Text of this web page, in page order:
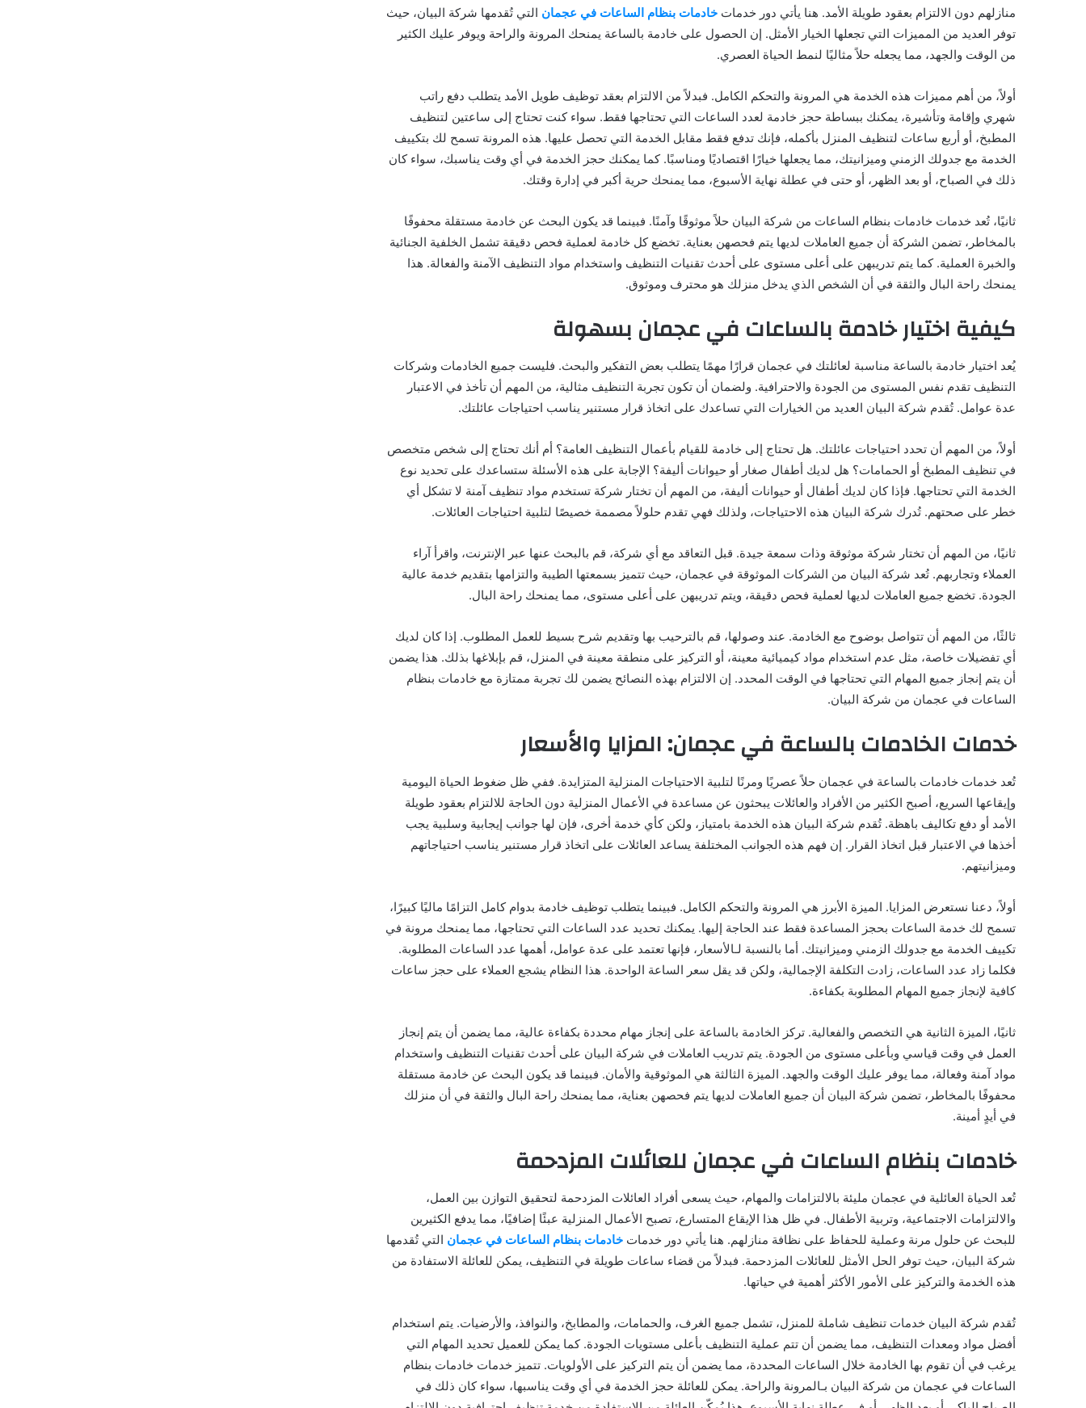
منازلهم دون الالتزام بعقود طويلة الأمد. هنا يأتي دور خدمات خادمات بنظام الساعات في عجمان التي تُقدمها شركة البيان، حيث
توفر العديد من المميزات التي تجعلها الخيار الأمثل. إن الحصول على خادمة بالساعة يمنحك المرونة والراحة ويوفر عليك الكثير
من الوقت والجهد، مما يجعله حلاً مثاليًا لنمط الحياة العصري.
أولاً، من أهم مميزات هذه الخدمة هي المرونة والتحكم الكامل. فبدلاً من الالتزام بعقد توظيف طويل الأمد يتطلب دفع راتب
شهري وإقامة وتأشيرة، يمكنك ببساطة حجز خادمة لعدد الساعات التي تحتاجها فقط. سواء كنت تحتاج إلى ساعتين لتنظيف
المطبخ، أو أربع ساعات لتنظيف المنزل بأكمله، فإنك تدفع فقط مقابل الخدمة التي تحصل عليها. هذه المرونة تسمح لك بتكييف
الخدمة مع جدولك الزمني وميزانيتك، مما يجعلها خيارًا اقتصاديًا ومناسبًا. كما يمكنك حجز الخدمة في أي وقت يناسبك، سواء كان
ذلك في الصباح، أو بعد الظهر، أو حتى في عطلة نهاية الأسبوع، مما يمنحك حرية أكبر في إدارة وقتك.
ثانيًا، تُعد خدمات خادمات بنظام الساعات من شركة البيان حلاً موثوقًا وآمنًا. فبينما قد يكون البحث عن خادمة مستقلة محفوفًا
بالمخاطر، تضمن الشركة أن جميع العاملات لديها يتم فحصهن بعناية. تخضع كل خادمة لعملية فحص دقيقة تشمل الخلفية الجنائية
والخبرة العملية. كما يتم تدريبهن على أعلى مستوى على أحدث تقنيات التنظيف واستخدام مواد التنظيف الآمنة والفعالة. هذا
يمنحك راحة البال والثقة في أن الشخص الذي يدخل منزلك هو محترف وموثوق.
كيفية اختيار خادمة بالساعات في عجمان بسهولة
يُعد اختيار خادمة بالساعة مناسبة لعائلتك في عجمان قرارًا مهمًا يتطلب بعض التفكير والبحث. فليست جميع الخادمات وشركات
التنظيف تقدم نفس المستوى من الجودة والاحترافية. ولضمان أن تكون تجربة التنظيف مثالية، من المهم أن تأخذ في الاعتبار
عدة عوامل. تُقدم شركة البيان العديد من الخيارات التي تساعدك على اتخاذ قرار مستنير يناسب احتياجات عائلتك.
أولاً، من المهم أن تحدد احتياجات عائلتك. هل تحتاج إلى خادمة للقيام بأعمال التنظيف العامة؟ أم أنك تحتاج إلى شخص متخصص
في تنظيف المطبخ أو الحمامات؟ هل لديك أطفال صغار أو حيوانات أليفة؟ الإجابة على هذه الأسئلة ستساعدك على تحديد نوع
الخدمة التي تحتاجها. فإذا كان لديك أطفال أو حيوانات أليفة، من المهم أن تختار شركة تستخدم مواد تنظيف آمنة لا تشكل أي
خطر على صحتهم. تُدرك شركة البيان هذه الاحتياجات، ولذلك فهي تقدم حلولاً مصممة خصيصًا لتلبية احتياجات العائلات.
ثانيًا، من المهم أن تختار شركة موثوقة وذات سمعة جيدة. قبل التعاقد مع أي شركة، قم بالبحث عنها عبر الإنترنت، واقرأ آراء
العملاء وتجاربهم. تُعد شركة البيان من الشركات الموثوقة في عجمان، حيث تتميز بسمعتها الطيبة والتزامها بتقديم خدمة عالية
الجودة. تخضع جميع العاملات لديها لعملية فحص دقيقة، ويتم تدريبهن على أعلى مستوى، مما يمنحك راحة البال.
ثالثًا، من المهم أن تتواصل بوضوح مع الخادمة. عند وصولها، قم بالترحيب بها وتقديم شرح بسيط للعمل المطلوب. إذا كان لديك
أي تفضيلات خاصة، مثل عدم استخدام مواد كيميائية معينة، أو التركيز على منطقة معينة في المنزل، قم بإبلاغها بذلك. هذا يضمن
أن يتم إنجاز جميع المهام التي تحتاجها في الوقت المحدد. إن الالتزام بهذه النصائح يضمن لك تجربة ممتازة مع خادمات بنظام
الساعات في عجمان من شركة البيان.
خدمات الخادمات بالساعة في عجمان: المزايا والأسعار
تُعد خدمات خادمات بالساعة في عجمان حلاً عصريًا ومرنًا لتلبية الاحتياجات المنزلية المتزايدة. ففي ظل ضغوط الحياة اليومية
وإيقاعها السريع، أصبح الكثير من الأفراد والعائلات يبحثون عن مساعدة في الأعمال المنزلية دون الحاجة للالتزام بعقود طويلة
الأمد أو دفع تكاليف باهظة. تُقدم شركة البيان هذه الخدمة بامتياز، ولكن كأي خدمة أخرى، فإن لها جوانب إيجابية وسلبية يجب
أخذها في الاعتبار قبل اتخاذ القرار. إن فهم هذه الجوانب المختلفة يساعد العائلات على اتخاذ قرار مستنير يناسب احتياجاتهم
وميزانيتهم.
أولاً، دعنا نستعرض المزايا. الميزة الأبرز هي المرونة والتحكم الكامل. فبينما يتطلب توظيف خادمة بدوام كامل التزامًا ماليًا كبيرًا،
تسمح لك خدمة الساعات بحجز المساعدة فقط عند الحاجة إليها. يمكنك تحديد عدد الساعات التي تحتاجها، مما يمنحك مرونة في
تكييف الخدمة مع جدولك الزمني وميزانيتك. أما بالنسبة لـالأسعار، فإنها تعتمد على عدة عوامل، أهمها عدد الساعات المطلوبة.
فكلما زاد عدد الساعات، زادت التكلفة الإجمالية، ولكن قد يقل سعر الساعة الواحدة. هذا النظام يشجع العملاء على حجز ساعات
كافية لإنجاز جميع المهام المطلوبة بكفاءة.
ثانيًا، الميزة الثانية هي التخصص والفعالية. تركز الخادمة بالساعة على إنجاز مهام محددة بكفاءة عالية، مما يضمن أن يتم إنجاز
العمل في وقت قياسي وبأعلى مستوى من الجودة. يتم تدريب العاملات في شركة البيان على أحدث تقنيات التنظيف واستخدام
مواد آمنة وفعالة، مما يوفر عليك الوقت والجهد. الميزة الثالثة هي الموثوقية والأمان. فبينما قد يكون البحث عن خادمة مستقلة
محفوفًا بالمخاطر، تضمن شركة البيان أن جميع العاملات لديها يتم فحصهن بعناية، مما يمنحك راحة البال والثقة في أن منزلك
في أيدٍ أمينة.
خادمات بنظام الساعات في عجمان للعائلات المزدحمة
تُعد الحياة العائلية في عجمان مليئة بالالتزامات والمهام، حيث يسعى أفراد العائلات المزدحمة لتحقيق التوازن بين العمل،
والالتزامات الاجتماعية، وتربية الأطفال. في ظل هذا الإيقاع المتسارع، تصبح الأعمال المنزلية عبئًا إضافيًا، مما يدفع الكثيرين
للبحث عن حلول مرنة وعملية للحفاظ على نظافة منازلهم. هنا يأتي دور خدمات خادمات بنظام الساعات في عجمان التي تُقدمها
شركة البيان، حيث توفر الحل الأمثل للعائلات المزدحمة. فبدلاً من قضاء ساعات طويلة في التنظيف، يمكن للعائلة الاستفادة من
هذه الخدمة والتركيز على الأمور الأكثر أهمية في حياتها.
تُقدم شركة البيان خدمات تنظيف شاملة للمنزل، تشمل جميع الغرف، والحمامات، والمطابخ، والنوافذ، والأرضيات. يتم استخدام
أفضل مواد ومعدات التنظيف، مما يضمن أن تتم عملية التنظيف بأعلى مستويات الجودة. كما يمكن للعميل تحديد المهام التي
يرغب في أن تقوم بها الخادمة خلال الساعات المحددة، مما يضمن أن يتم التركيز على الأولويات. تتميز خدمات خادمات بنظام
الساعات في عجمان من شركة البيان بـالمرونة والراحة. يمكن للعائلة حجز الخدمة في أي وقت يناسبها، سواء كان ذلك في